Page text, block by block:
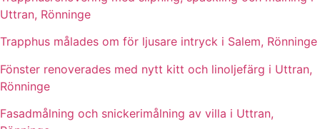
Uttran, Rönninge
Trapphus målades om för ljusare intryck i Salem, Rönninge
Fönster renoverades med nytt kitt och linoljefärg i Uttran,
Rönninge
Fasadmålning och snickerimålning av villa i Uttran,